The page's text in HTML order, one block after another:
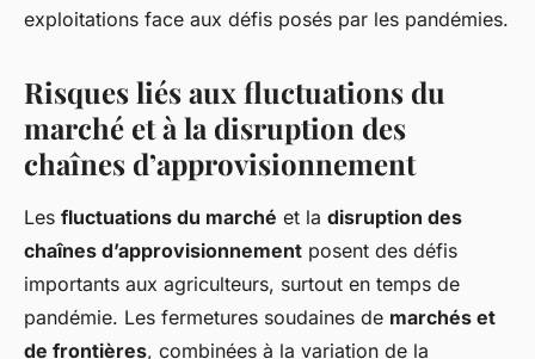
exploitations face aux défis posés par les pandémies.
Risques liés aux fluctuations du
marché et à la disruption des
chaînes d’approvisionnement
Les fluctuations du marché et la disruption des
chaînes d’approvisionnement posent des défis
importants aux agriculteurs, surtout en temps de
pandémie. Les fermetures soudaines de marchés et
de frontières, combinées à la variation de la